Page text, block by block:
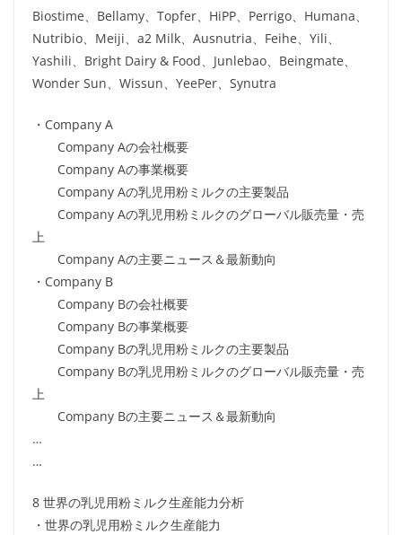
Biostime、Bellamy、Topfer、HiPP、Perrigo、Humana、
Nutribio、Meiji、a2 Milk、Ausnutria、Feihe、Yili、
Yashili、Bright Dairy & Food、Junlebao、Beingmate、
Wonder Sun、Wissun、YeePer、Synutra
・Company A
Company Aの会社概要
Company Aの事業概要
Company Aの乳児用粉ミルクの主要製品
Company Aの乳児用粉ミルクのグローバル販売量・売
上
Company Aの主要ニュース＆最新動向
・Company B
Company Bの会社概要
Company Bの事業概要
Company Bの乳児用粉ミルクの主要製品
Company Bの乳児用粉ミルクのグローバル販売量・売
上
Company Bの主要ニュース＆最新動向
…
…
8 世界の乳児用粉ミルク生産能力分析
・世界の乳児用粉ミルク生産能力